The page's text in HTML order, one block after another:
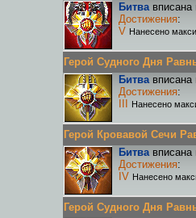
Битвавписана
Достижения:
V Нанесено
Герой Судного Дня
Битвавписана
Достижения:
Нанесено
Герой Кровавой Сечи
Битвавписана
Достижения:
IV Нанесено
Герой Судного Дня